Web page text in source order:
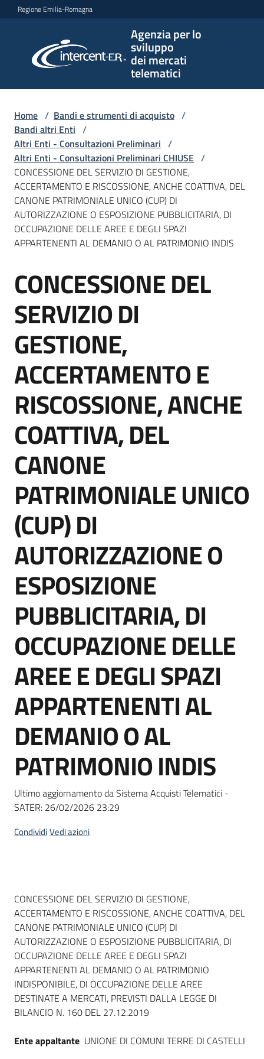
Vai al contenuto
Vai alla navigazione
Vai al footer
Regione Emilia-Romagna
Agenzia per lo
sviluppo
dei mercati
telematici
per lo
sviluppo
telematici
L'Agenzia
Bandi
e
strumenti
acquisto
Supporto
Piattaforme
telematiche
English
site
Seguici
su
Home / Bandi e strumenti di acquisto /
Bandi altri Enti /
Altri Enti - Consultazioni Preliminari /
Altri Enti - Consultazioni Preliminari CHIUSE /
CONCESSIONE DEL SERVIZIO DI GESTIONE,
ACCERTAMENTO E RISCOSSIONE, ANCHE COATTIVA, DEL
CANONE PATRIMONIALE UNICO (CUP) DI
AUTORIZZAZIONE O ESPOSIZIONE PUBBLICITARIA, DI
OCCUPAZIONE DELLE AREE E DEGLI SPAZI
APPARTENENTI AL DEMANIO O AL PATRIMONIO INDIS
Salta al contenuto
CONCESSIONE DEL
SERVIZIO DI
GESTIONE,
ACCERTAMENTO E
RISCOSSIONE, ANCHE
COATTIVA, DEL
CANONE
PATRIMONIALE UNICO
(CUP) DI
AUTORIZZAZIONE O
ESPOSIZIONE
PUBBLICITARIA, DI
OCCUPAZIONE DELLE
AREE E DEGLI SPAZI
APPARTENENTI AL
DEMANIO O AL
PATRIMONIO INDIS
Ultimo aggiornamento da Sistema Acquisti Telematici -
SATER: 26/02/2026 23:29
CondividiVedi azioni
Dati del bando
CONCESSIONE DEL SERVIZIO DI GESTIONE,
ACCERTAMENTO E RISCOSSIONE, ANCHE COATTIVA, DEL
CANONE PATRIMONIALE UNICO (CUP) DI
AUTORIZZAZIONE O ESPOSIZIONE PUBBLICITARIA, DI
OCCUPAZIONE DELLE AREE E DEGLI SPAZI
APPARTENENTI AL DEMANIO O AL PATRIMONIO
INDISPONIBILE, DI OCCUPAZIONE DELLE AREE
DESTINATE A MERCATI, PREVISTI DALLA LEGGE DI
BILANCIO N. 160 DEL 27.12.2019
Ente appaltante UNIONE DI COMUNI TERRE DI CASTELLI